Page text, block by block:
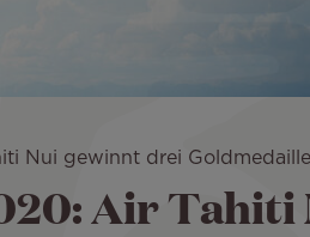
Nui gewinnt drei
Air Tahiti